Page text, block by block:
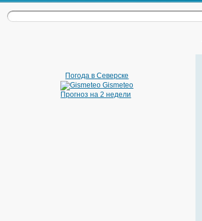
Погода в Северске
Gismeteo
Прогноз на 2 недели